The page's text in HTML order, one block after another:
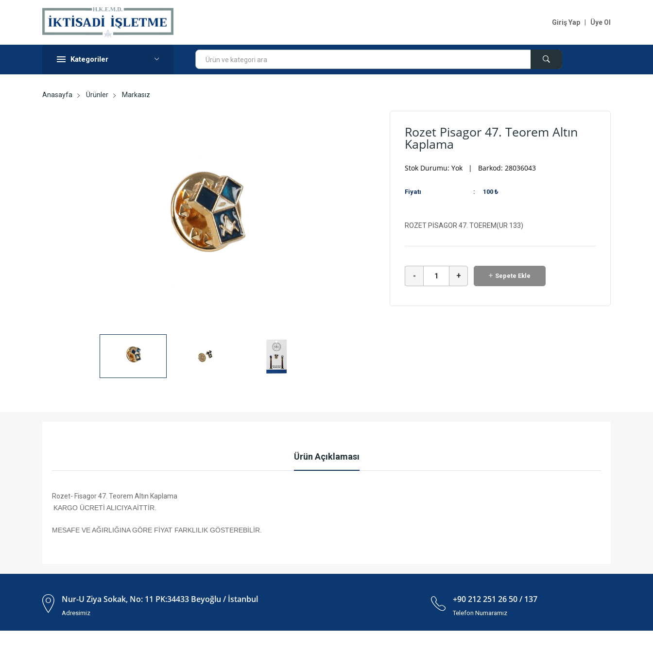
Giriş Yap Üye Ol
Kategoriler Ürün ve kategori ara
Anasayfa Ürünler Markasız
Rozet Pisagor 47. Teorem Altın
Kaplama
Stok Durumu: Yok | Barkod: 28036043
Fiyatı : 100 ₺
ROZET PİSAGOR 47. TOEREM(UR 133)
- + Sepete Ekle
Ürün Açıklaması
Rozet- Fisagor 47. Teorem Altın Kaplama
KARGO ÜCRETİ ALICIYA AİTTİR.
MESAFE VE AĞIRLIĞINA GÖRE FİYAT FARKLILIK GÖSTEREBİLİR.
Nur-U Ziya Sokak, No: 11 PK:34433 Beyoğlu / İstanbul
Adresimiz
+90 212 251 26 50 / 137
Telefon Numaramız